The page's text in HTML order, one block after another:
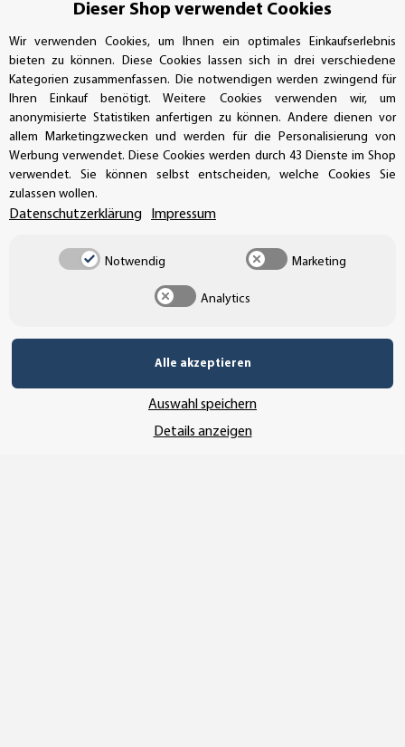
info@aufkleberdealer.de
UNSER AFFILIATE-PROGRAMM
UNSERE ZAHLUNGSARTEN*
Dieser Shop verwendet Cookies
Wir verwenden Cookies, um Ihnen ein optimales Einkaufserlebnis
bieten zu können. Diese Cookies lassen sich in drei verschiedene
Kategorien zusammenfassen. Die notwendigen werden zwingend für
Ihren Einkauf benötigt. Weitere Cookies verwenden wir, um
anonymisierte Statistiken anfertigen zu können. Andere dienen vor
allem Marketingzwecken und werden für die Personalisierung von
Werbung verwendet. Diese Cookies werden durch 43 Dienste im Shop
verwendet. Sie können selbst entscheiden, welche Cookies Sie
zulassen wollen.
Datenschutzerklärung Impressum
Notwendig Marketing
Analytics
Alle akzeptieren
Auswahl speichern
Details anzeigen